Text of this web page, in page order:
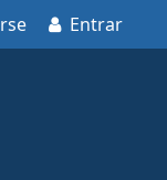
Entrar